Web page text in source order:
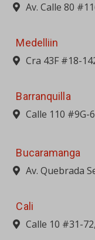
Av. Calle 80
Medelliin
Cra 43F #18-
Barranquilla
Calle 110 #9G-
Bucaramanga
Av. Quebrada
Cali
Calle 10 #31-